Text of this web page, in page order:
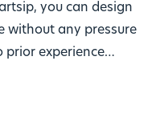
you can design
without any pressure
prior experience